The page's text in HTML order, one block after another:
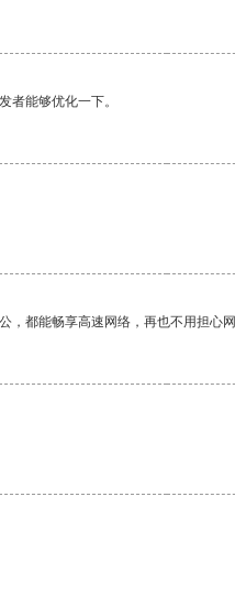
者能够优化一下。
都能畅享高速网络，再也不用担心网